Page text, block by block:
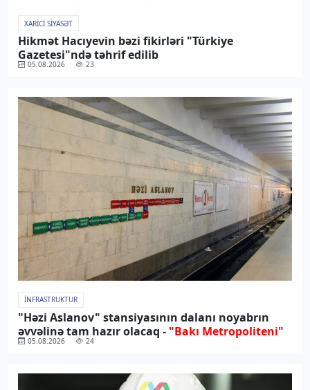
XARICI SIYASƏT
Hikmət Hacıyevin bəzi fikirləri "Türkiye
Gazetesi"ndə təhrif edilib
05.08.2026 23
İNFRASTRUKTUR
"Həzi Aslanov" stansiyasının dalanı noyabrın
əvvəlinə tam hazır olacaq - "Bakı Metropoliteni"
05.08.2026 24